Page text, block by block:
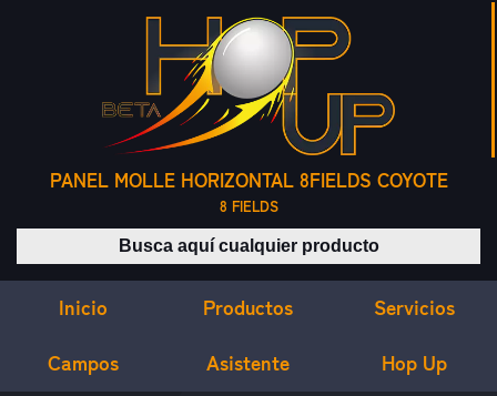
PANEL MOLLE HORIZONTAL 8FIELDS COYOTE
8 FIELDS
Buscar productos
Inicio Productos Servicios
Campos Asistente Hop Up